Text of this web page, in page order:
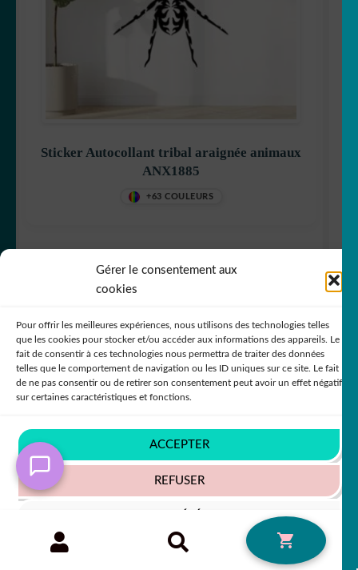
Gérer le consentement aux
cookies
Pour offrir les meilleures expériences, nous utilisons des technologies telles
que les cookies pour stocker et/ou accéder aux informations des appareils. Le
fait de consentir à ces technologies nous permettra de traiter des données
telles que le comportement de navigation ou les ID uniques sur ce site. Le fait
de ne pas consentir ou de retirer son consentement peut avoir un effet négatif
sur certaines caractéristiques et fonctions.
ACCEPTER
REFUSER
Politique de confidentialité
Sticker Autocollant tribal araignée animaux
ANX1885
+63 COULEURS
50% SUR LE 2ÈME !!
Sticker Autocollant elephant tribal animaux
ANI18746
5,50€
Recherche
RECHERCHE